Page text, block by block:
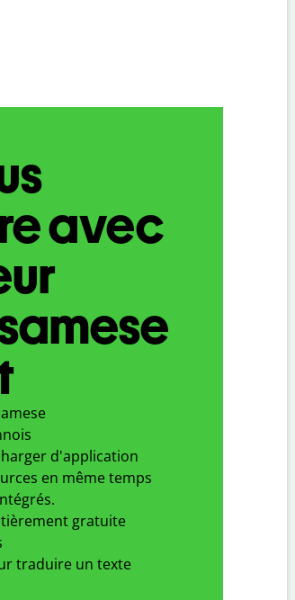
avec
d'application
en même temps
gratuite
traduire un texte